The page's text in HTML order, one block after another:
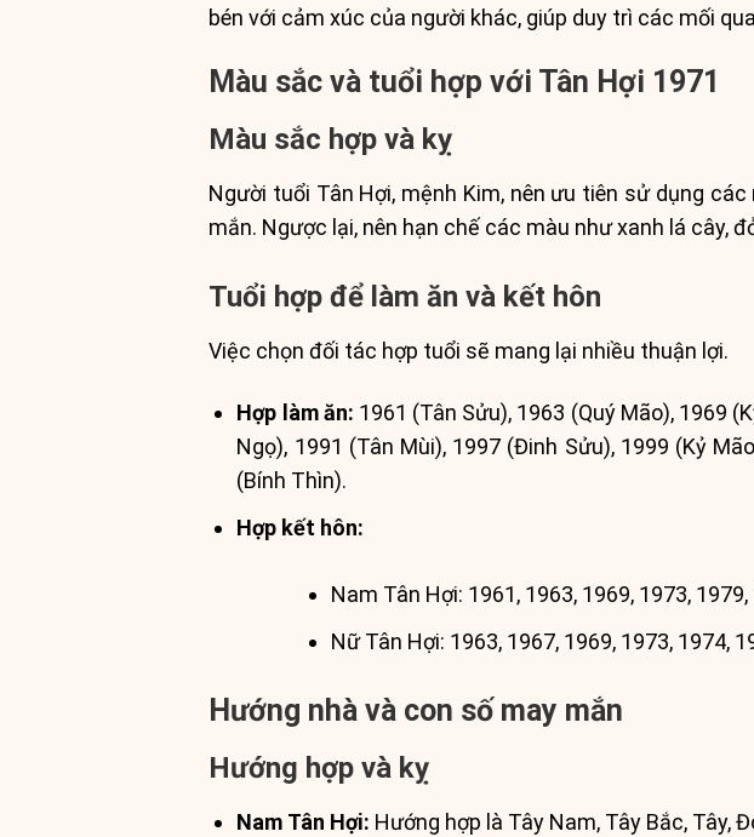
bén với cảm xúc của người khác, giúp duy trì các mối
Màu sắc và tuổi hợp với Tân Hợi 1971
Màu sắc hợp và kỵ
Người tuổi Tân Hợi, mệnh Kim, nên ưu tiên sử dụng
mắn. Ngược lại, nên hạn chế các màu như xanh lá cây,
Tuổi hợp để làm ăn và kết hôn
Việc chọn đối tác hợp tuổi sẽ mang lại nhiều thuận lợi.
Hợp làm ăn: 1961 (Tân Sửu), 1963 (Quý Mão), 1969
Ngọ), 1991 (Tân Mùi), 1997 (Đinh Sửu), 1999 (Kỷ
(Bính Thìn).
Hợp kết hôn:
Nam Tân Hợi: 1961, 1963, 1969, 1973,
Nữ Tân Hợi: 1963, 1967, 1969, 1973, 1974,
Hướng nhà và con số may mắn
Hướng hợp và kỵ
Nam Tân Hợi: Hướng hợp là Tây Nam, Tây Bắc, Tây,